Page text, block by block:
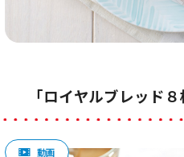
「ロイヤルブレッド